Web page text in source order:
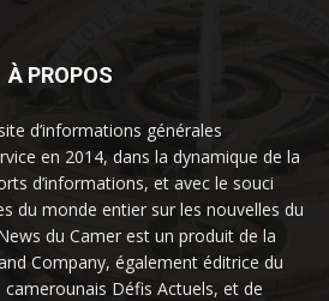
À PROPOS
d’informations générales
en 2014, dans la dynamique de la
d’informations, et avec le souci
du monde entier sur les nouvelles du
du Camer est un produit de la
Company, également éditrice du
Défis Actuels, et de